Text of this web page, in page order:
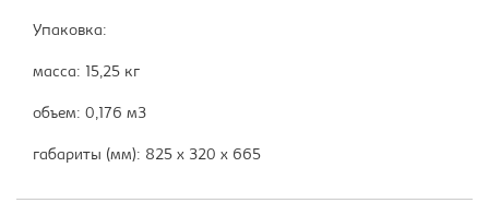
Упаковка:
масса: 15,25 кг
объем: 0,176 м3
габариты (мм): 825 x 320 x 665